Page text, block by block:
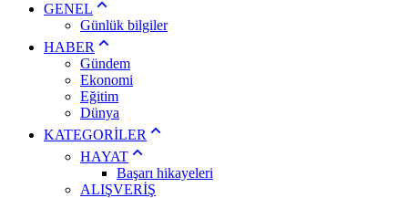
GENEL
Günlük bilgiler
HABER
Gündem
Ekonomi
Eğitim
Dünya
KATEGORİLER
HAYAT
Başarı hikayeleri
ALIŞVERİŞ